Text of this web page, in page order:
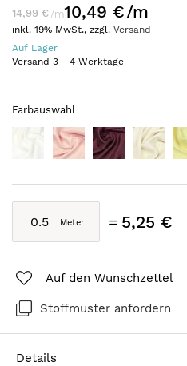
14,99 € /m10,49 €/m
inkl. 19% MwSt., zzgl. Versand
Auf Lager
Versand 3 - 4 Werktage
Farbauswahl
5,25 €
Auf den Wunschzettel
Stoffmuster anfordern
Details